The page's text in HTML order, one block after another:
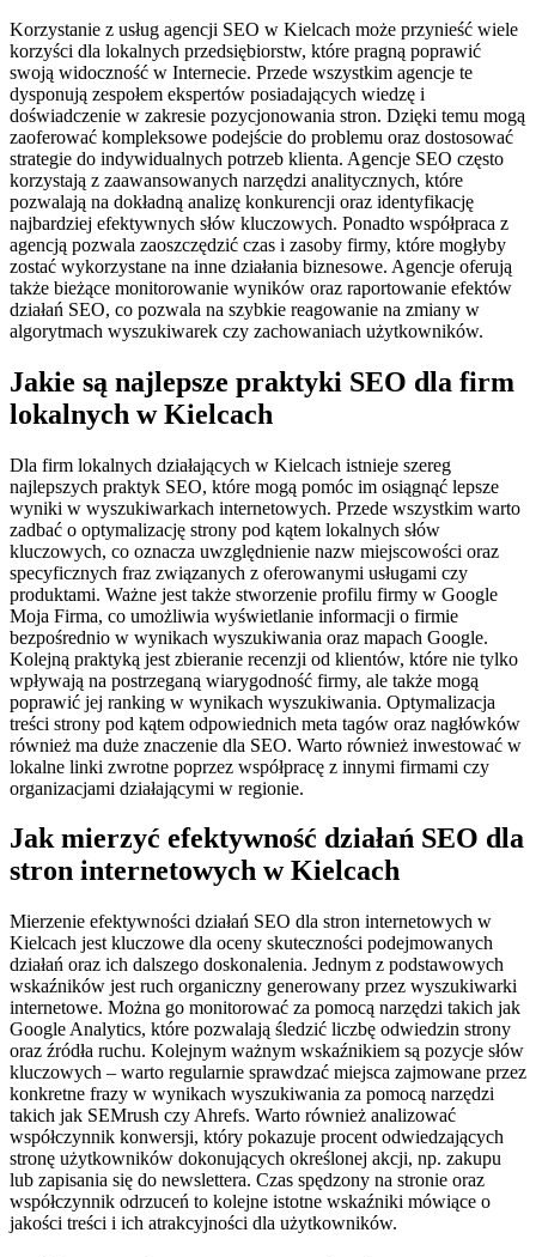
Korzystanie z usług agencji SEO w Kielcach może przynieść wiele
korzyści dla lokalnych przedsiębiorstw, które pragną poprawić
swoją widoczność w Internecie. Przede wszystkim agencje te
dysponują zespołem ekspertów posiadających wiedzę i
doświadczenie w zakresie pozycjonowania stron. Dzięki temu mogą
zaoferować kompleksowe podejście do problemu oraz dostosować
strategie do indywidualnych potrzeb klienta. Agencje SEO często
korzystają z zaawansowanych narzędzi analitycznych, które
pozwalają na dokładną analizę konkurencji oraz identyfikację
najbardziej efektywnych słów kluczowych. Ponadto współpraca z
agencją pozwala zaoszczędzić czas i zasoby firmy, które mogłyby
zostać wykorzystane na inne działania biznesowe. Agencje oferują
także bieżące monitorowanie wyników oraz raportowanie efektów
działań SEO, co pozwala na szybkie reagowanie na zmiany w
algorytmach wyszukiwarek czy zachowaniach użytkowników.
Jakie są najlepsze praktyki SEO dla firm
lokalnych w Kielcach
Dla firm lokalnych działających w Kielcach istnieje szereg
najlepszych praktyk SEO, które mogą pomóc im osiągnąć lepsze
wyniki w wyszukiwarkach internetowych. Przede wszystkim warto
zadbać o optymalizację strony pod kątem lokalnych słów
kluczowych, co oznacza uwzględnienie nazw miejscowości oraz
specyficznych fraz związanych z oferowanymi usługami czy
produktami. Ważne jest także stworzenie profilu firmy w Google
Moja Firma, co umożliwia wyświetlanie informacji o firmie
bezpośrednio w wynikach wyszukiwania oraz mapach Google.
Kolejną praktyką jest zbieranie recenzji od klientów, które nie tylko
wpływają na postrzeganą wiarygodność firmy, ale także mogą
poprawić jej ranking w wynikach wyszukiwania. Optymalizacja
treści strony pod kątem odpowiednich meta tagów oraz nagłówków
również ma duże znaczenie dla SEO. Warto również inwestować w
lokalne linki zwrotne poprzez współpracę z innymi firmami czy
organizacjami działającymi w regionie.
Jak mierzyć efektywność działań SEO dla
stron internetowych w Kielcach
Mierzenie efektywności działań SEO dla stron internetowych w
Kielcach jest kluczowe dla oceny skuteczności podejmowanych
działań oraz ich dalszego doskonalenia. Jednym z podstawowych
wskaźników jest ruch organiczny generowany przez wyszukiwarki
internetowe. Można go monitorować za pomocą narzędzi takich jak
Google Analytics, które pozwalają śledzić liczbę odwiedzin strony
oraz źródła ruchu. Kolejnym ważnym wskaźnikiem są pozycje słów
kluczowych – warto regularnie sprawdzać miejsca zajmowane przez
konkretne frazy w wynikach wyszukiwania za pomocą narzędzi
takich jak SEMrush czy Ahrefs. Warto również analizować
współczynnik konwersji, który pokazuje procent odwiedzających
stronę użytkowników dokonujących określonej akcji, np. zakupu
lub zapisania się do newslettera. Czas spędzony na stronie oraz
współczynnik odrzuceń to kolejne istotne wskaźniki mówiące o
jakości treści i ich atrakcyjności dla użytkowników.